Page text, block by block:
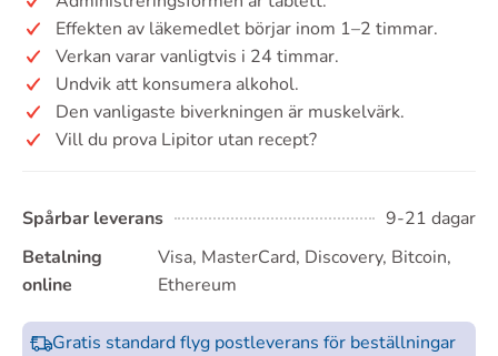
Effekten av läkemedlet börjar inom 1–2 timmar.
Verkan varar vanligtvis i 24 timmar.
Undvik att konsumera alkohol.
Den vanligaste biverkningen är muskelvärk.
Vill du prova Lipitor utan recept?
Spårbar leverans
9-21 dagar
Betalning
online
Visa, MasterCard, Discovery, Bitcoin,
Ethereum
Gratis standard flyg postleverans för beställningar